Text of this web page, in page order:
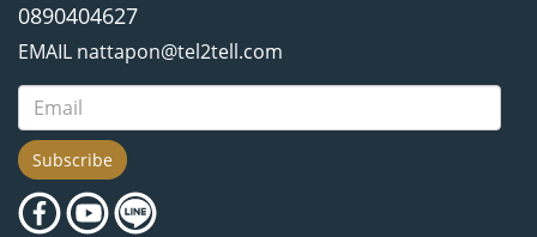
0890404627
EMAIL nattapon@tel2tell.com
Subscribe